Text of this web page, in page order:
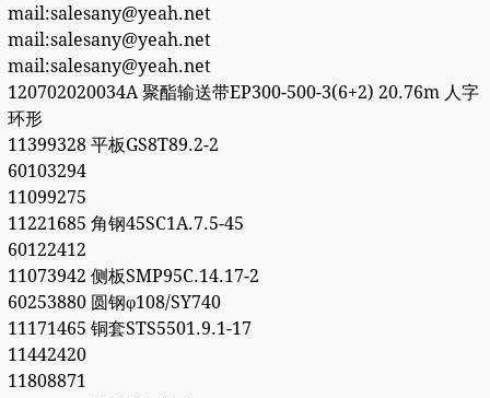
mail:salesany@yeah.net
mail:salesany@yeah.net
mail:salesany@yeah.net
120702020034A 聚酯输送带EP300-500-3(6+2) 20.76m 人字
环形
11399328 平板GS8T89.2-2
60103294
11099275
11221685 角钢45SC1A.7.5-45
60122412
11073942 侧板SMP95C.14.17-2
60253880 圆钢φ108/SY740
11171465 铜套STS5501.9.1-17
11442420
11808871